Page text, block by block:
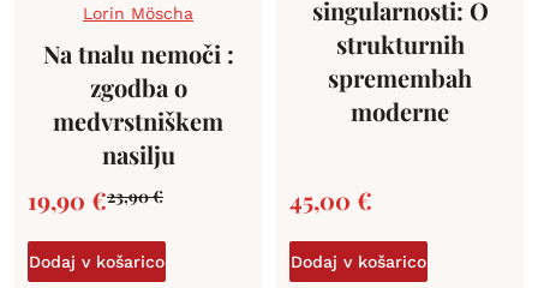
Lorin Möscha
Na tnalu nemoči :
zgodba o
medvrstniškem
nasilju
23,90€
19,90 €
Dodaj v košarico
singularnosti: O
strukturnih
spremembah
moderne
45,00 €
Dodaj v košarico